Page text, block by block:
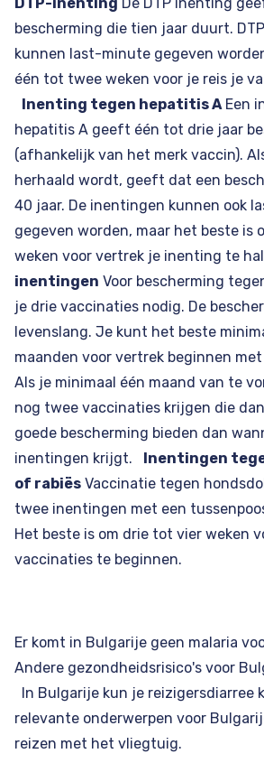
bescherming die tien jaar duurt.
kunnen last-minute gegeven
één tot twee weken voor je reis je
Inenting tegen hepatitis AEen
hepatitis A geeft één tot drie jaar
(afhankelijk van het merk vaccin).
herhaald wordt, geeft dat een
40 jaar. De inentingen kunnen ook
gegeven worden, maar het beste is
weken voor vertrek je inenting te
inentingen Voor bescherming
je drie vaccinaties nodig. De
levenslang. Je kunt het beste
maanden voor vertrek beginnen
Als je minimaal één maand van te
nog twee vaccinaties krijgen die
goede bescherming bieden dan
inentingen krijgt. Inentingen
of rabiës Vaccinatie tegen
twee inentingen met een
Het beste is om drie tot vier weken
vaccinaties te beginnen.
Er komt in Bulgarije geen malaria
Andere gezondheidsrisico's voor
In Bulgarije kun je reizigersdiarree
relevante onderwerpen voor
reizen met het vliegtuig.